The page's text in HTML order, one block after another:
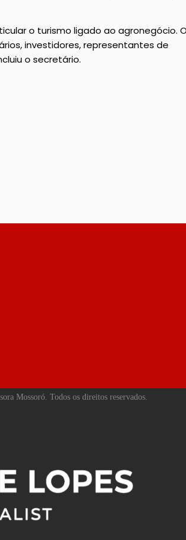
o turismo ligado ao agronegócio.
investidores, representantes de
o secretário.
Mossoró. Todos os direitos reservados.